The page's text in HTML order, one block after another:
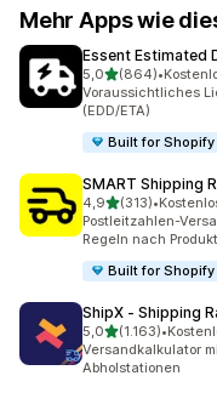
Mehr Apps wie
Essent Estimated
5,0von 5 Sternen
(864)
864 Rezensionen
•
Voraussichtliches
(EDD/ETA)
Built for Shopify
SMART Shipping
4,9von 5 Sternen
(313)
313 Rezensionen
•
Postleitzahlen-
Regeln nach Produkt
Built for Shopify
ShipX ‑ Shipping
5,0von 5 Sternen
(1.163)
1163 Rezensionen
•
Versandkalkulator
Abholstationen